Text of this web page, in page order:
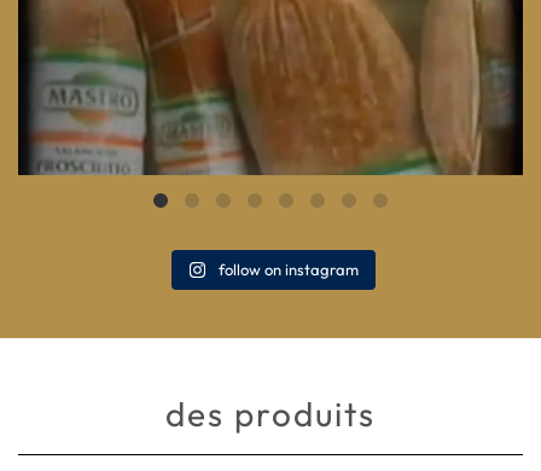
follow on instagram
des produits